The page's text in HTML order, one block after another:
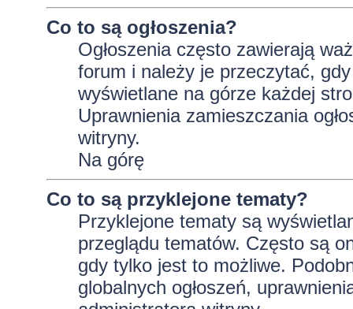
Co to są ogłoszenia?
Ogłoszenia często zawierają
forum i należy je przeczytać,
wyświetlane na górze każdej
Uprawnienia zamieszczania
witryny.
Na górę
Co to są przyklejone tematy?
Przyklejone tematy są
przeglądu tematów. Często są
gdy tylko jest to możliwe.
globalnych ogłoszeń,